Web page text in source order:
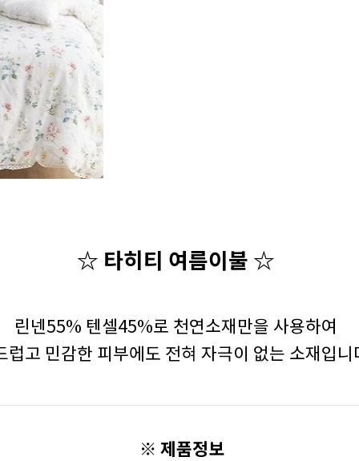
☆ 타히티 여름이불 ☆
린넨55% 텐셀45%로 천연소재만을 사용하여
럽고 민감한 피부에도 전혀 자극이 없는 소재입니
※ 제품정보